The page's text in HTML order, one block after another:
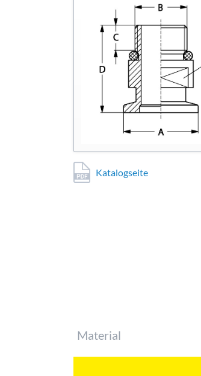
Katalogseite
Pflichtfeld
Material